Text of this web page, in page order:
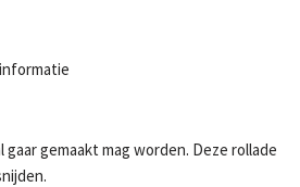
gaar gemaakt mag worden. Deze rollade